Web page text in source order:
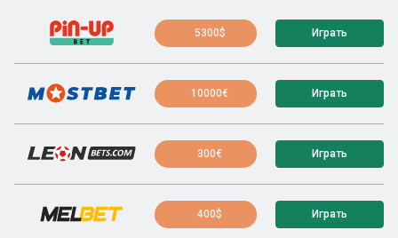
5300$ Играть
10000€ Играть
300€ Играть
400$ Играть